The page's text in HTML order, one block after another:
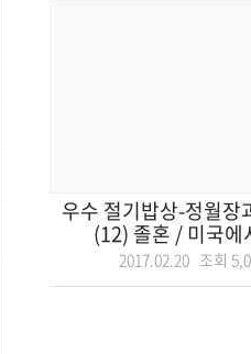
우수 절기밥상-정월장
(12) 졸혼 / 미국에
2017.02.20 조회